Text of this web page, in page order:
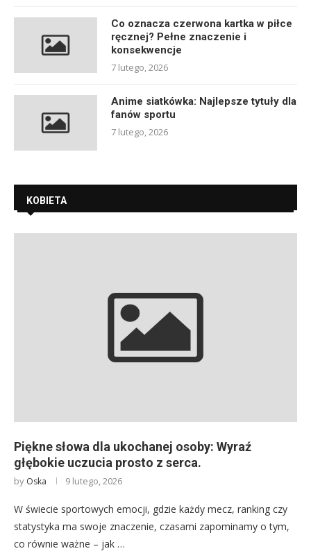
Co oznacza czerwona kartka w piłce
ręcznej? Pełne znaczenie i
konsekwencje
7 lutego, 2026
Anime siatkówka: Najlepsze tytuły dla
fanów sportu
7 lutego, 2026
KOBIETA
Piękne słowa dla ukochanej osoby: Wyraź
głębokie uczucia prosto z serca.
by Oska 9 lutego, 2026
W świecie sportowych emocji, gdzie każdy mecz, ranking czy
statystyka ma swoje znaczenie, czasami zapominamy o tym,
co równie ważne – jak …